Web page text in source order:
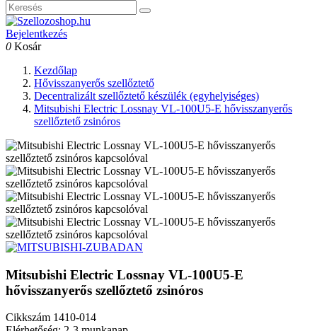
Bejelentkezés
0 Kosár
Kezdőlap
Hővisszanyerős szellőztető
Decentralizált szellőztető készülék (egyhelyiséges)
Mitsubishi Electric Lossnay VL-100U5-E hővisszanyerős
szellőztető zsinóros
Mitsubishi Electric Lossnay VL-100U5-E
hővisszanyerős szellőztető zsinóros
Cikkszám 1410-014